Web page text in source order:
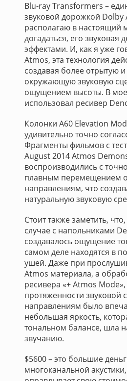
Blu-ray Transformers –
звуковой дорожкой
располагаю в настоящий
догадаться, его
эффектами. И, как я уже
Atmos, эта технология
создавая более отрытую
окружающую звуковую
ощущением высоты. В
использовал ресивер
Колонки A60 Elevation
удивительно точно
Фрагменты фильмов с
August 2014 Atmos
воспроизводились с
плавным перемещением
направлениям, что
натуральную звуковую
Стоит также заметить,
случае с напольниками
создавалось ощущение
самом деле находятся в
ушей. Даже при
Atmos материала, а
ресивера «+ Atmos
протяженности звуковой
направлениям было
небольшая яркость,
тональном балансе, шла
звучанию.
$5600 – это большие
многоканальной